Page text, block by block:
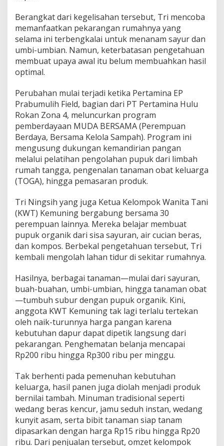
m
u
i
h
M
d
i
r
i
P
a
n
g
a
n
d
T
a
m
b
h
P
n
g
a
s
i
l
a
n
Berangkat dari kegelisahan tersebut, Tri mencoba
memanfaatkan pekarangan rumahnya yang
selama ini terbengkalai untuk menanam sayur dan
umbi-umbian. Namun, keterbatasan pengetahuan
membuat upaya awal itu belum membuahkan hasil
optimal.
Perubahan mulai terjadi ketika Pertamina EP
Prabumulih Field, bagian dari PT Pertamina Hulu
Rokan Zona 4, meluncurkan program
pemberdayaan MUDA BERSAMA (Perempuan
Berdaya, Bersama Kelola Sampah). Program ini
mengusung dukungan kemandirian pangan
melalui pelatihan pengolahan pupuk dari limbah
rumah tangga, pengenalan tanaman obat keluarga
(TOGA), hingga pemasaran produk.
Tri Ningsih yang juga Ketua Kelompok Wanita Tani
(KWT) Kemuning bergabung bersama 30
perempuan lainnya. Mereka belajar membuat
pupuk organik dari sisa sayuran, air cucian beras,
dan kompos. Berbekal pengetahuan tersebut, Tri
kembali mengolah lahan tidur di sekitar rumahnya.
Hasilnya, berbagai tanaman—mulai dari sayuran,
buah-buahan, umbi-umbian, hingga tanaman obat
—tumbuh subur dengan pupuk organik. Kini,
anggota KWT Kemuning tak lagi terlalu tertekan
oleh naik-turunnya harga pangan karena
kebutuhan dapur dapat dipetik langsung dari
pekarangan. Penghematan belanja mencapai
Rp200 ribu hingga Rp300 ribu per minggu.
Tak berhenti pada pemenuhan kebutuhan
keluarga, hasil panen juga diolah menjadi produk
bernilai tambah. Minuman tradisional seperti
wedang beras kencur, jamu seduh instan, wedang
kunyit asam, serta bibit tanaman siap tanam
dipasarkan dengan harga Rp15 ribu hingga Rp20
ribu. Dari penjualan tersebut, omzet kelompok